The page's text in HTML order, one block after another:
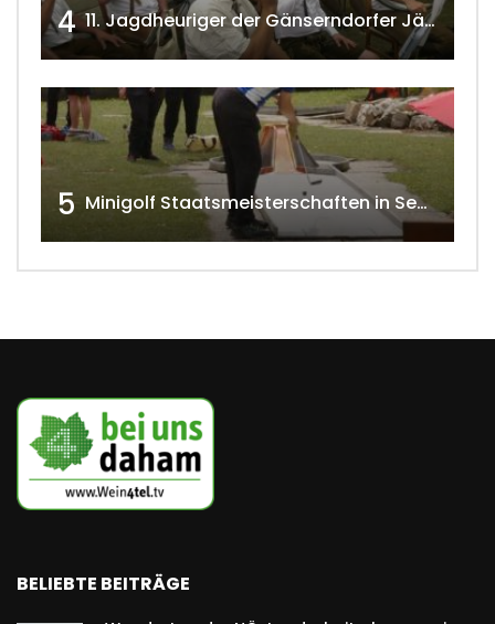
4 11. Jagdheuriger der Gänserndorfer Jäger 2020 w4tv166
5 Minigolf Staatsmeisterschaften in Seefeld-Kadolz w4tv174
BELIEBTE BEITRÄGE